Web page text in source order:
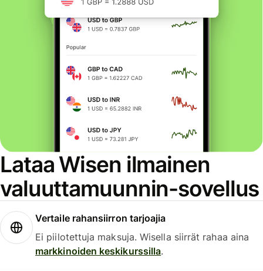
Lataa Wisen ilmainen
valuuttamuunnin-sovellus
Vertaile rahansiirron tarjoajia
Ei piilotettuja maksuja. Wisella siirrät rahaa aina
markkinoiden keskikurssilla.